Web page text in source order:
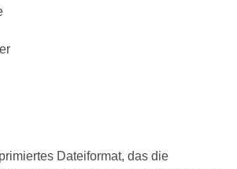
Dateiformat, das die